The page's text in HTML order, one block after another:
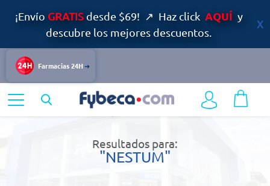
¡Envío GRATISdesde $69! ↗ Haz click AQUÍ y
descubre los mejores descuentos.
Farmacias 24H
Resultados de búsqueda
Resultados para:
"NESTUM"